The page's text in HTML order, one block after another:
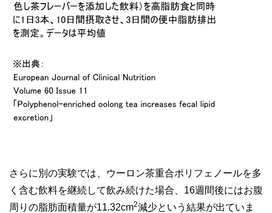
さらに別の実験では、ウーロン茶重合ポリフェノールを多
く含む飲料を継続して飲み続けた場合、16週間後にはお腹
周りの脂肪面積量が11.32cm2減少という結果が出ていま